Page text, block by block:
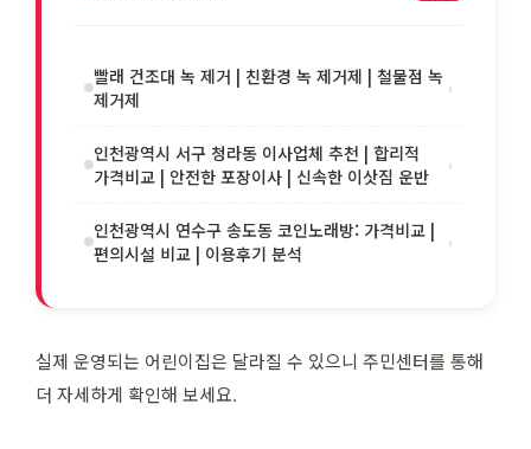
빨래 건조대 녹 제거 | 친환경 녹 제거제 | 철물점 녹
제거제
›
인천광역시 서구 청라동 이사업체 추천 | 합리적
가격비교 | 안전한 포장이사 | 신속한 이삿짐 운반
›
인천광역시 연수구 송도동 코인노래방: 가격비교 |
편의시설 비교 | 이용후기 분석
›
실제 운영되는 어린이집은 달라질 수 있으니 주민센터를 통해
더 자세하게 확인해 보세요.